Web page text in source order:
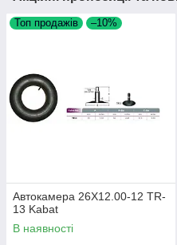
Топ продажів –10%
Автокамера 26X12.00-12 TR-
13 Kabat
В наявності